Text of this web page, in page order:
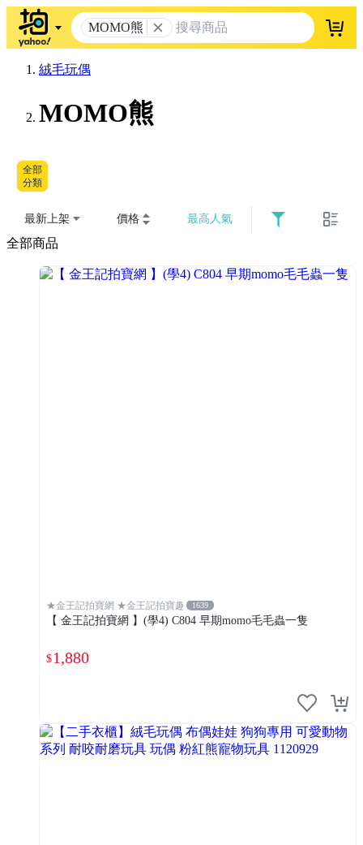
MOMO熊 登入
絨毛玩偶
MOMO熊
全部
分類
最新上架 價格 最高人氣
全部商品
★金王記拍寶網 ★金王記拍寶趣 1639
【 金王記拍寶網 】(學4) C804 早期momo毛毛蟲一隻
$1,880